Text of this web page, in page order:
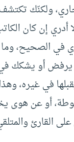
ولكنّك تكتشف
أدري إن كان
في الصحيح،
أو يشكك في
في غيره،
أو عن هوى
القارئ